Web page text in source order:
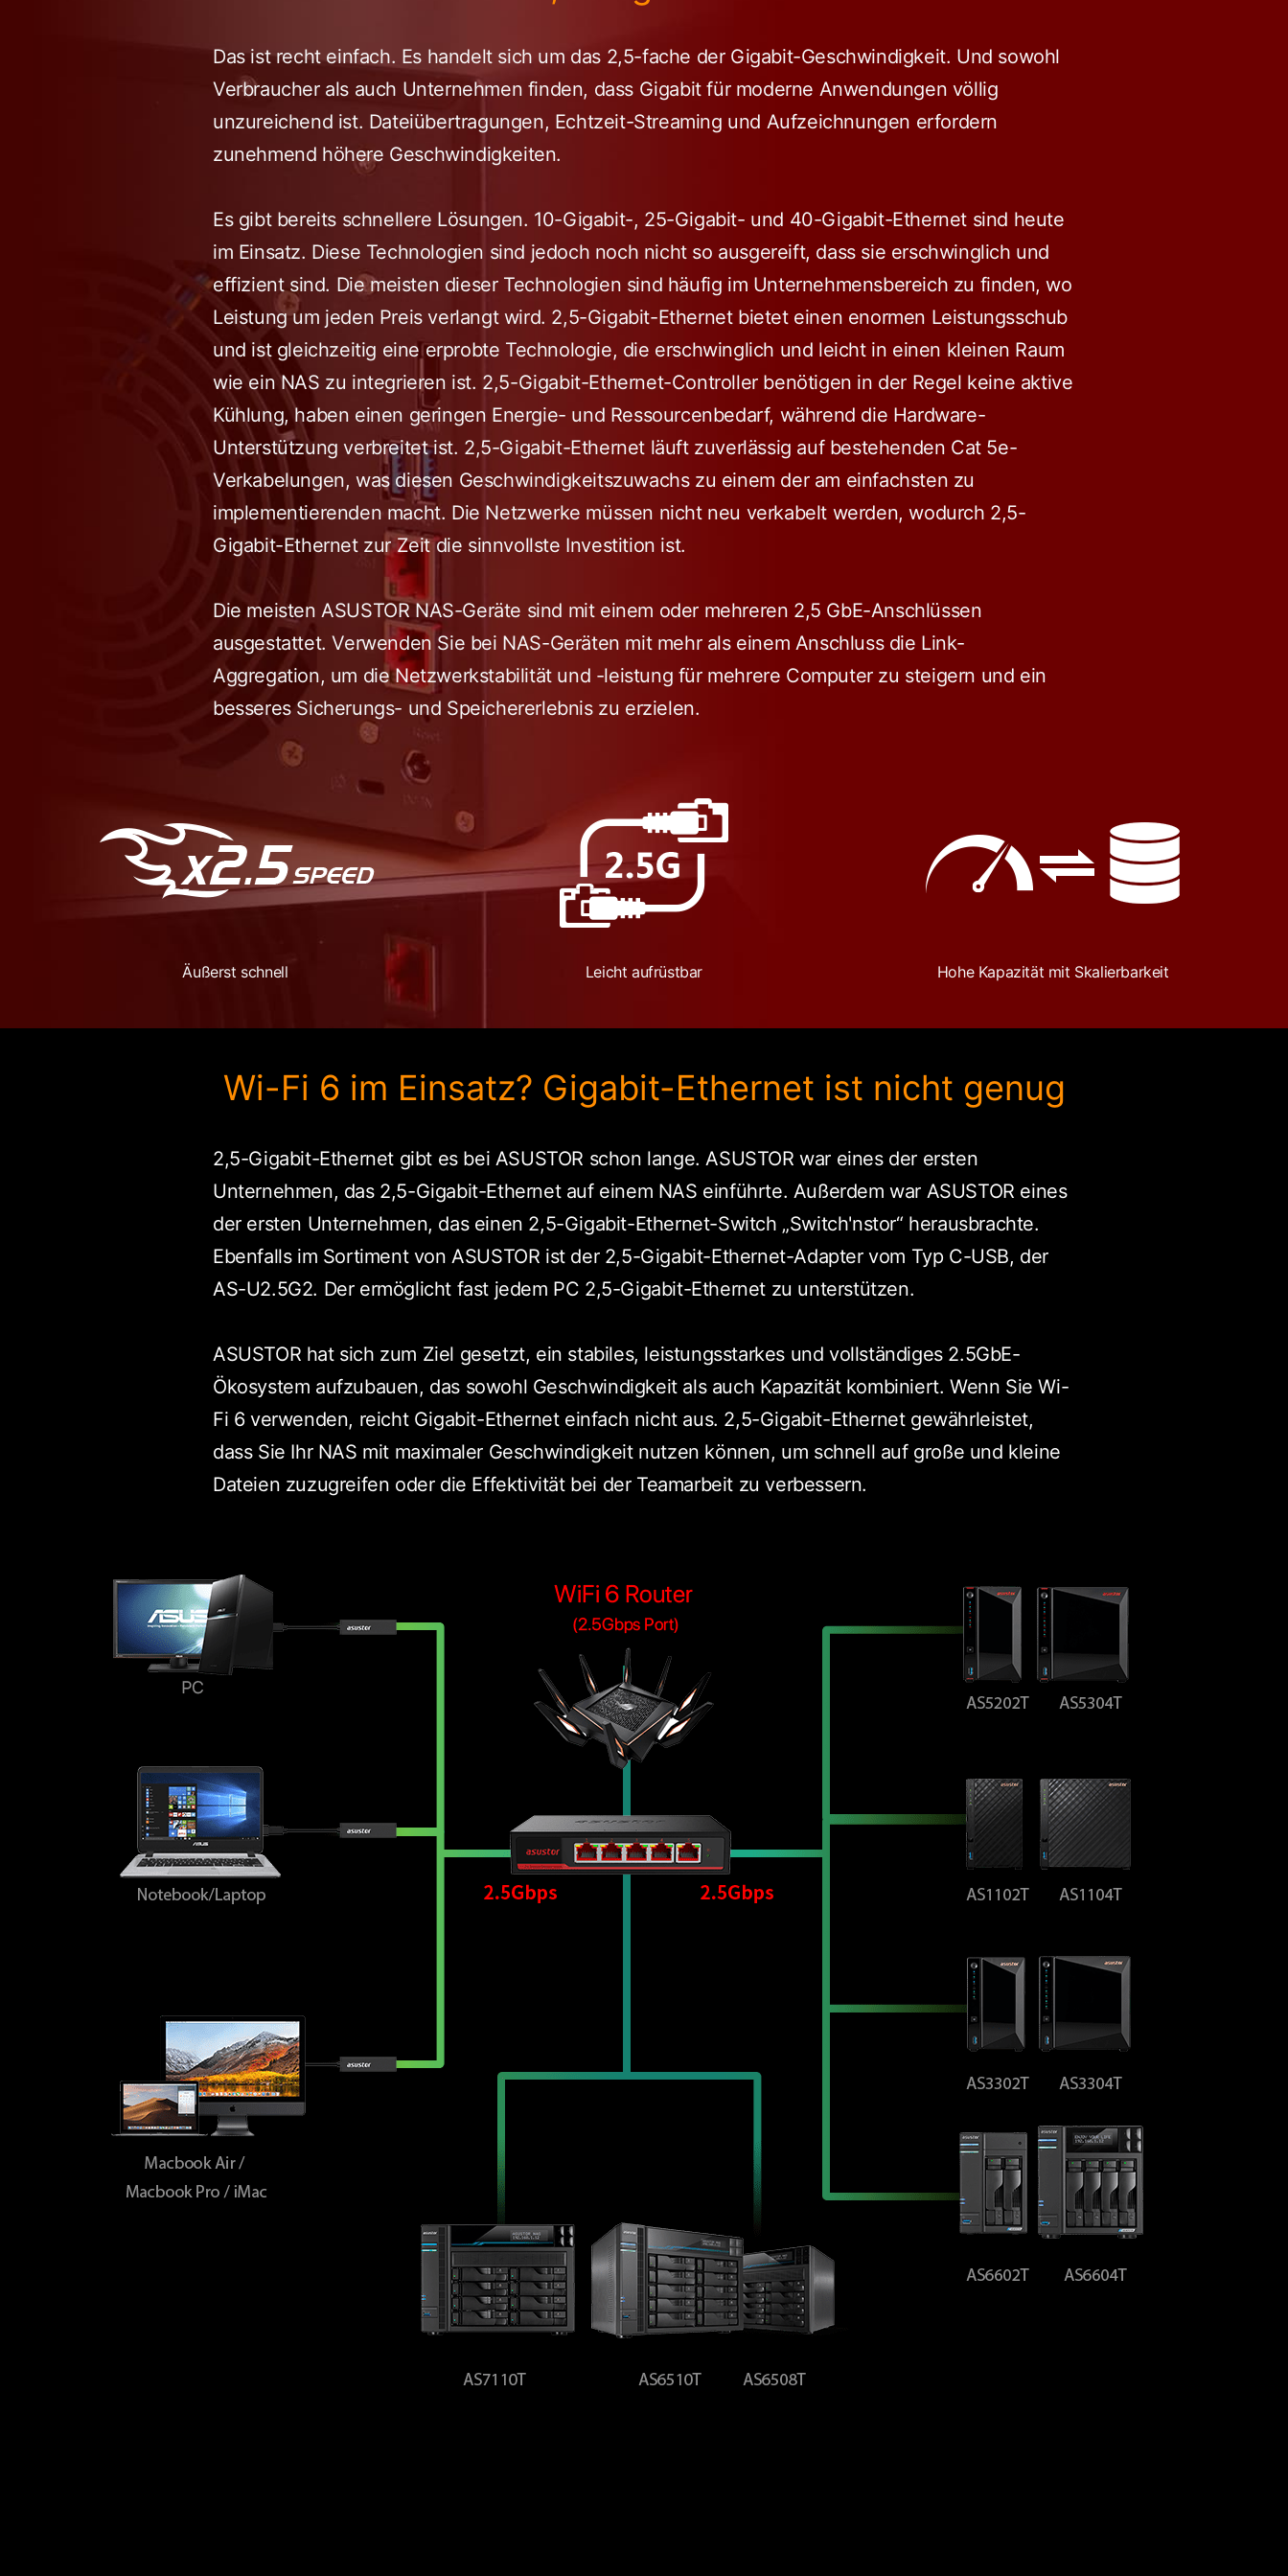
Das ist recht einfach. Es handelt sich um das 2,5-fache der Gigabit-Geschwindigkeit. Und sowohl
Verbraucher als auch Unternehmen finden, dass Gigabit für moderne Anwendungen völlig
unzureichend ist. Dateiübertragungen, Echtzeit-Streaming und Aufzeichnungen erfordern
zunehmend höhere Geschwindigkeiten.
Es gibt bereits schnellere Lösungen. 10-Gigabit-, 25-Gigabit- und 40-Gigabit-Ethernet sind heute
im Einsatz. Diese Technologien sind jedoch noch nicht so ausgereift, dass sie erschwinglich und
effizient sind. Die meisten dieser Technologien sind häufig im Unternehmensbereich zu finden, wo
Leistung um jeden Preis verlangt wird. 2,5-Gigabit-Ethernet bietet einen enormen Leistungsschub
und ist gleichzeitig eine erprobte Technologie, die erschwinglich und leicht in einen kleinen Raum
wie ein NAS zu integrieren ist. 2,5-Gigabit-Ethernet-Controller benötigen in der Regel keine aktive
Kühlung, haben einen geringen Energie- und Ressourcenbedarf, während die Hardware-
Unterstützung verbreitet ist. 2,5-Gigabit-Ethernet läuft zuverlässig auf bestehenden Cat 5e-
Verkabelungen, was diesen Geschwindigkeitszuwachs zu einem der am einfachsten zu
implementierenden macht. Die Netzwerke müssen nicht neu verkabelt werden, wodurch 2,5-
Gigabit-Ethernet zur Zeit die sinnvollste Investition ist.
Die meisten ASUSTOR NAS-Geräte sind mit einem oder mehreren 2,5 GbE-Anschlüssen
ausgestattet. Verwenden Sie bei NAS-Geräten mit mehr als einem Anschluss die Link-
Aggregation, um die Netzwerkstabilität und -leistung für mehrere Computer zu steigern und ein
besseres Sicherungs- und Speichererlebnis zu erzielen.
Äußerst schnell Leicht aufrüstbar Hohe Kapazität mit Skalierbarkeit
Wi-Fi 6 im Einsatz? Gigabit-Ethernet ist nicht genug
2,5-Gigabit-Ethernet gibt es bei ASUSTOR schon lange. ASUSTOR war eines der ersten
Unternehmen, das 2,5-Gigabit-Ethernet auf einem NAS einführte. Außerdem war ASUSTOR eines
der ersten Unternehmen, das einen 2,5-Gigabit-Ethernet-Switch „Switch'nstor“ herausbrachte.
Ebenfalls im Sortiment von ASUSTOR ist der 2,5-Gigabit-Ethernet-Adapter vom Typ C-USB, der
AS-U2.5G2. Der ermöglicht fast jedem PC 2,5-Gigabit-Ethernet zu unterstützen.
ASUSTOR hat sich zum Ziel gesetzt, ein stabiles, leistungsstarkes und vollständiges 2.5GbE-
Ökosystem aufzubauen, das sowohl Geschwindigkeit als auch Kapazität kombiniert. Wenn Sie Wi-
Fi 6 verwenden, reicht Gigabit-Ethernet einfach nicht aus. 2,5-Gigabit-Ethernet gewährleistet,
dass Sie Ihr NAS mit maximaler Geschwindigkeit nutzen können, um schnell auf große und kleine
Dateien zuzugreifen oder die Effektivität bei der Teamarbeit zu verbessern.